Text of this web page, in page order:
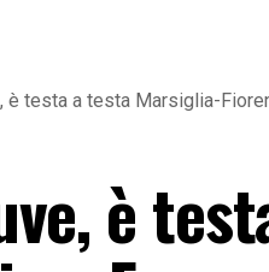
è testa a testa Marsiglia-
è